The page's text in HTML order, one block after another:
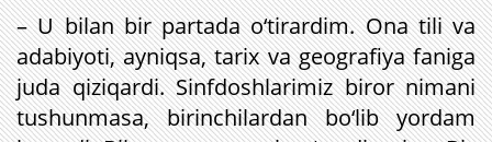
– U bilan bir partada o‘tirardim. Ona tili va
adabiyoti, ayniqsa, tarix va geografiya faniga
juda qiziqardi. Sinfdoshlarimiz biror nimani
tushunmasa, birinchilardan bo‘lib yordam